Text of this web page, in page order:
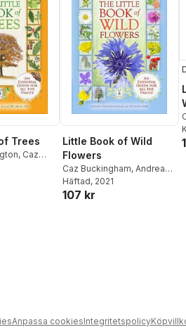
Trees
, Caz
Little Book of Wild
Flowers
Caz Buckingham, Andrea
Pinnington
Häftad, 2021
107 kr
Anpassa cookiesIntegritetspolicy